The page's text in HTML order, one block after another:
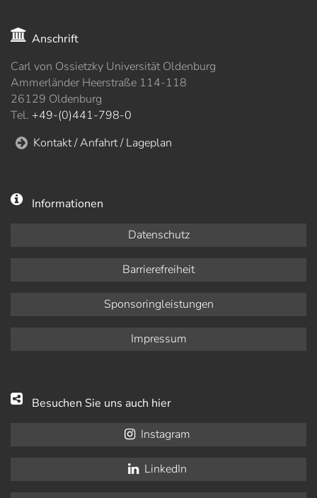
Anschrift
Carl von Ossietzky Universität Oldenburg
Ammerländer Heerstraße 114-118
26129 Oldenburg
Tel. +49-(0)441-798-0
Kontakt / Anfahrt / Lageplan
Informationen
Datenschutz
Barrierefreiheit
Sponsoringleistungen
Impressum
Besuchen Sie uns auch hier
Instagram
LinkedIn